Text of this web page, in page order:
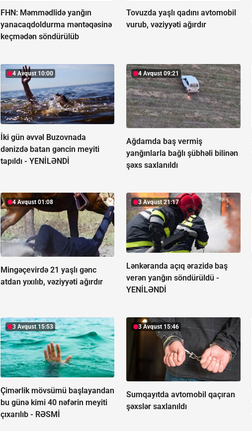
FHN: Məmmədlidə yanğın
yanacaqdoldurma məntəqəsinə
keçmədən söndürülüb
Tovuzda yaşlı qadını avtomobil
vurub, vəziyyəti ağırdır
4 Avqust 10:00
İki gün əvvəl Buzovnada
dənizdə batan gəncin meyiti
tapıldı - YENİLƏNDİ
4 Avqust 09:21
Ağdamda baş vermiş
yanğınlarla bağlı şübhəli bilinən
şəxs saxlanıldı
4 Avqust 01:08
Mingəçevirdə 21 yaşlı gənc
atdan yıxılıb, vəziyyəti ağırdır
3 Avqust 21:17
Lənkəranda açıq ərazidə baş
verən yanğın söndürüldü -
YENİLƏNDİ
3 Avqust 15:53
Çimərlik mövsümü başlayandan
bu günə kimi 40 nəfərin meyiti
çıxarılıb - RƏSMİ
3 Avqust 15:46
Sumqayıtda avtomobil qaçıran
şəxslər saxlanıldı